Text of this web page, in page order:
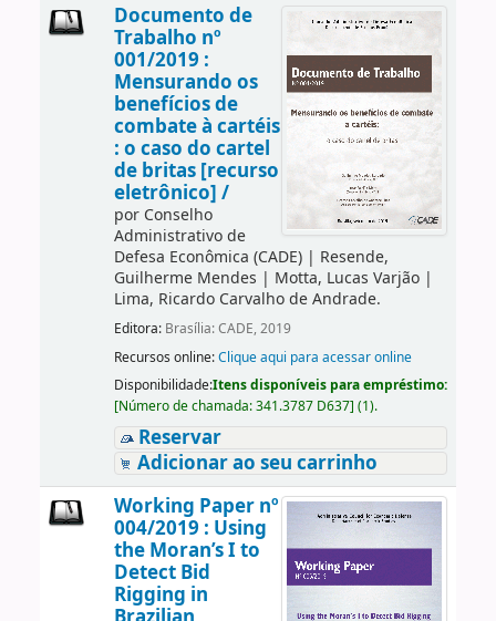
Documento de
Trabalho nº
001/2019 :
Mensurando os
benefícios de
combate à cartéis
: o caso do cartel
de britas [recurso
eletrônico] /
por Conselho
Administrativo de
Defesa Econômica (CADE)| Resende,
Guilherme Mendes | Motta, Lucas Varjão|
Lima, Ricardo Carvalho de Andrade.
Editora: Brasília: CADE, 2019
Recursos online:Clique aqui para acessar online
Disponibilidade:Itens disponíveis para empréstimo:
[Número de chamada:341.3787 D637] (1).
Reservar
Adicionar ao seu carrinho
Working Paper nº
004/2019 : Using
the Moran’s I to
Detect Bid
Rigging in